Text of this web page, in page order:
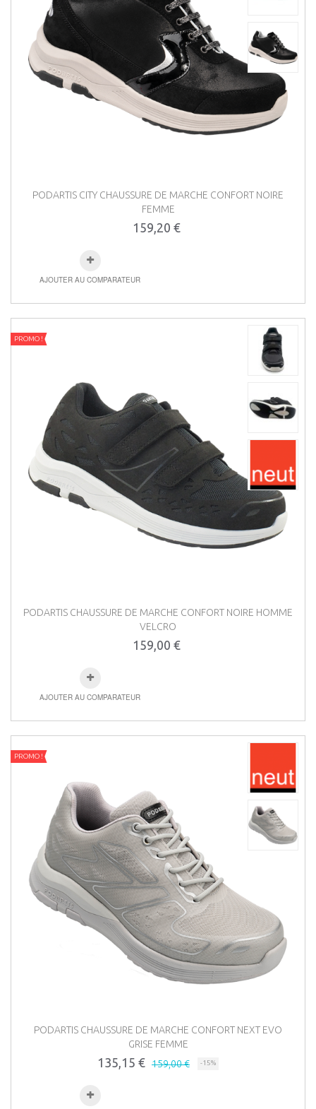
PODARTIS CITY CHAUSSURE DE MARCHE CONFORT NOIRE
FEMME
159,20 €
AJOUTER AU COMPARATEUR
PROMO !
PODARTIS CHAUSSURE DE MARCHE CONFORT NOIRE HOMME
VELCRO
159,00 €
AJOUTER AU COMPARATEUR
PROMO !
PODARTIS CHAUSSURE DE MARCHE CONFORT NEXT EVO
GRISE FEMME
135,15 € 159,00 € -15%